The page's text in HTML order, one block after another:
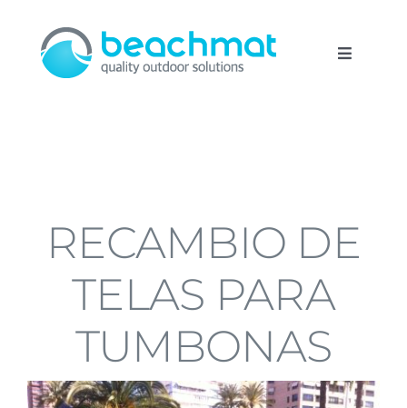
contenido
Toggle
Productos
Personalización
Instalaciones
RECAMBIO DE
TELAS PARA
TUMBONAS